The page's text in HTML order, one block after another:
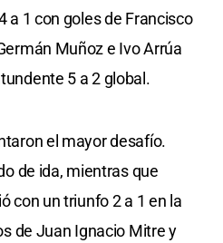
a 1 con goles de Francisco
Muñoz e Ivo Arrúa
5 a 2 global.
el mayor desafío.
de ida, mientras que
con un triunfo 2 a 1 en la
de Juan Ignacio Mitre y